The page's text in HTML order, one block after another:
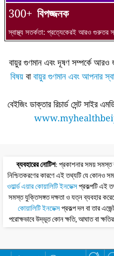
300+ বিপজ্জনক
স্বাস্থ্য সতর্কতা: প্রত্যেকেরই আরও গুরুতর
বায়ুর গুণমান এবং দূষণ সম্পর্কে আরও
বিষয়বাবায়ুর গুণমান এবং আপনার
বেইজিং ডাক্তার রিচার্ড সেন্ট সাইর
ব্যবহারের নোটিশ: প্রকাশনার সময় সমস্ত
নিশ্চিতকরণের কারণে এই তথ্যটি যে কোনও
ওয়ার্ল্ড এয়ার কোয়ালিটি ইনডেক্সপ্রকল্পটি এই
সমস্ত যুক্তিসঙ্গত দক্ষতা ও যত্ন ব্যবহার
কোয়ালিটি ইনডেক্সপ্রকল্প দল বা তার
পরোক্ষভাবে উদ্ভূত কোন ক্ষতি, আঘাত বা